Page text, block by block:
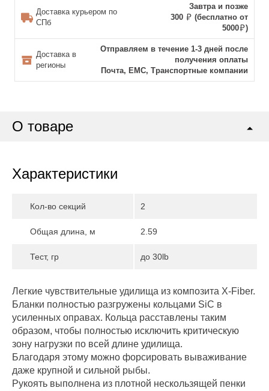
Доставка курьером по
СПб
Завтра и позже
300
(бесплатно от
5000
)
Доставка в
регионы
Отправляем в течение 1-3 дней после
получения оплаты
Почта, ЕМС, Транспортные компании
О товаре
Характеристики
Кол-во секций 2
Общая длина, м 2.59
Тест, гр до 30lb
Легкие чувствительные удилища из композита X-Fiber.
Бланки полностью разгружены кольцами SiС в
усиленных оправах. Кольца расставлены таким
образом, чтобы полностью исключить критическую
зону нагрузки по всей длине удилища.
Благодаря этому можно форсировать вываживание
даже крупной и сильной рыбы.
Рукоять выполнена из плотной нескользящей пенки